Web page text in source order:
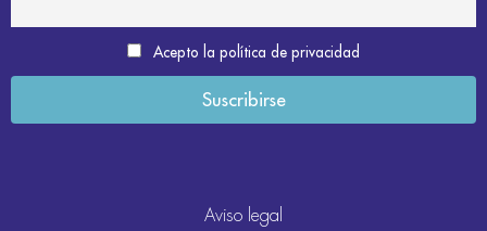
Acepto la política de privacidad
Aviso legal